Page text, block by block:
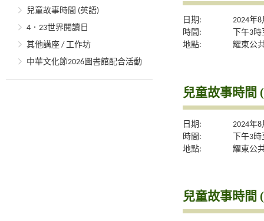
兒童故事時間 (英語)
4．23世界閱讀日
其他講座 / 工作坊
中華文化節2026圖書館配合活動
日期:
2024年
時間:
下午3
地點:
耀東公
兒童故事時間
日期:
2024年
時間:
下午3
地點:
耀東公
兒童故事時間